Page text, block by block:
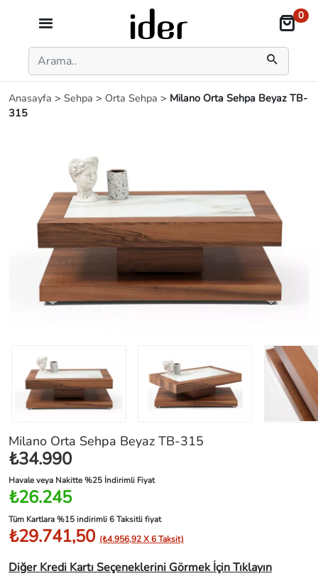
0
Anasayfa > Sehpa > Orta Sehpa > Milano Orta Sehpa Beyaz TB-
315
Milano Orta Sehpa Beyaz TB-315
₺34.990
Havale veya Nakitte %25 İndirimli Fiyat
₺26.245
Tüm Kartlara %15 indirimli 6 Taksitli fiyat
₺29.741,50 (₺4.956,92 X 6 Taksit)
Diğer Kredi Kartı Seçeneklerini Görmek İçin Tıklayın